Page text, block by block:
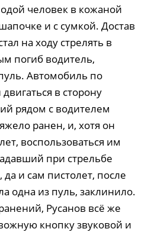
человек в кожаной
и с сумкой. Достав
на ходу стрелять в
погиб водитель,
Автомобиль по
в сторону
рядом с водителем
ранен, и, хотя он
воспользоваться им
при стрельбе
да и сам пистолет, после
одна из пуль, заклинило.
Русанов всё же
кнопку звуковой и